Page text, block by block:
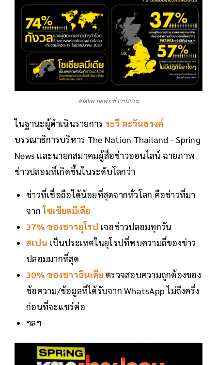
ดfakw news ข่าวปลอม
ในฐานะผู้ดำเนินรายการ ระวี ตะวันธรงค์
บรรณาธิการบริหาร The Nation Thailand - Spring
News และนายกสมาคมผู้สื่อข่าวออนไลน์ ฉายภาพ
ข่าวปลอมที่เกิดขึ้นในระดับโลกว่า
ข่าวที่เชื่อถือได้น้อยที่สุดจากทั่วโลก คือข่าวที่มา
จากโซเชียลมีเดีย
37% ของชาวยุโรป เจอข่าวปลอมทุกวัน
สเปน เป็นประเทศในยุโรปที่พบความถี่ของข่าว
ปลอมมากที่สุด
30% ของชาวอินเดีย ตรวจสอบความถูกต้องของ
ข้อความ/ข้อมูลที่ได้รับจาก WhatsApp ไม่ถึงครึ่ง
ก่อนที่จะแชร์ต่อ
ฯลฯ